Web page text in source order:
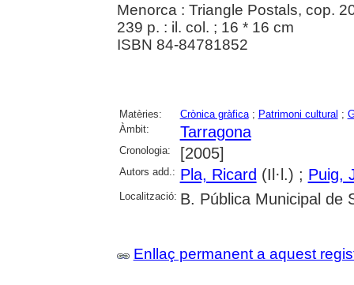
Menorca : Triangle Postals, cop.
239 p. : il. col. ; 16 * 16 cm
ISBN 84-84781852
Matèries: Crònica gràfica; Patrimoni cultural ;
Àmbit:
Tarragona
Cronologia: [2005]
Autors add.: Pla, Ricard (Il·l.) ; Puig,
Localització: B. Pública Municipal de
Enllaç permanent a aquest